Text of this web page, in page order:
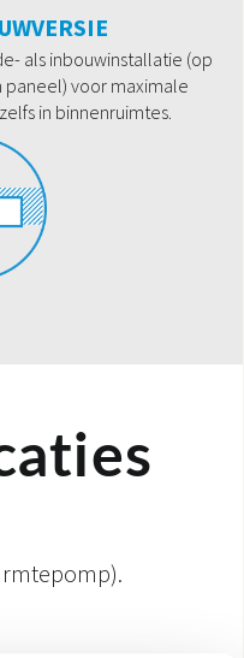
als inbouwinstallatie (op
voor maximale
in binnenruimtes.